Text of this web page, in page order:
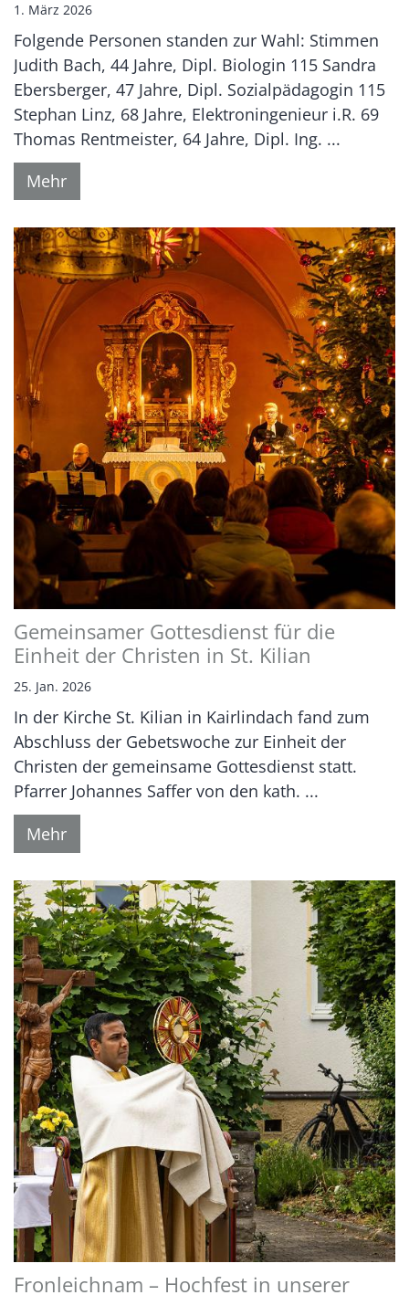
1. März 2026
Folgende Personen standen zur Wahl: Stimmen
Judith Bach, 44 Jahre, Dipl. Biologin 115 Sandra
Ebersberger, 47 Jahre, Dipl. Sozialpädagogin 115
Stephan Linz, 68 Jahre, Elektroningenieur i.R. 69
Thomas Rentmeister, 64 Jahre, Dipl. Ing. ...
Mehr
Gemeinsamer Gottesdienst für die
Einheit der Christen in St. Kilian
25. Jan. 2026
In der Kirche St. Kilian in Kairlindach fand zum
Abschluss der Gebetswoche zur Einheit der
Christen der gemeinsame Gottesdienst statt.
Pfarrer Johannes Saffer von den kath. ...
Mehr
Fronleichnam – Hochfest in unserer